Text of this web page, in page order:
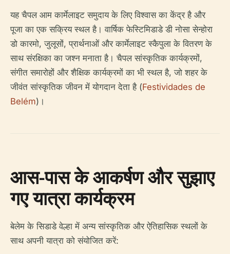
यह चैपल आम कार्मेलाइट समुदाय के लिए विश्वास का केंद्र है और
पूजा का एक सक्रिय स्थल है। वार्षिक फेस्टिमिडाडे डी नोसा सेन्होरा
डो कारमो, जुलूसों, प्रार्थनाओं और कार्मेलाइट स्कैपुला के वितरण के
साथ संरक्षिका का जश्न मनाता है। चैपल सांस्कृतिक कार्यक्रमों,
संगीत समारोहों और शैक्षिक कार्यक्रमों का भी स्थल है, जो शहर के
जीवंत सांस्कृतिक जीवन में योगदान देता है (Festividades de
Belém)।
आस-पास के आकर्षण और सुझाए
गए यात्रा कार्यक्रम
बेलेम के सिडाडे वेल्हा में अन्य सांस्कृतिक और ऐतिहासिक स्थलों के
साथ अपनी यात्रा को संयोजित करें: